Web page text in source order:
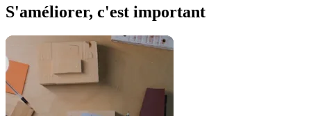
S'améliorer, c'est important